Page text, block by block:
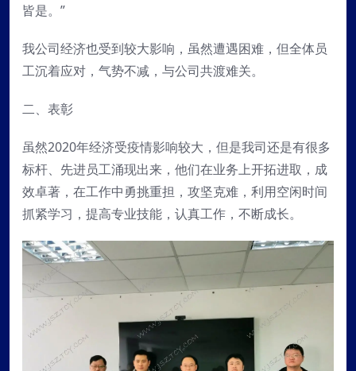
皆是。”
我公司经济也受到较大影响，虽然遭遇困难，但全体员
工沉着应对，气势不减，与公司共渡难关。
二、表彰
虽然2020年经济受疫情影响较大，但是我司还是有很多
标杆、先进员工涌现出来，他们在业务上开拓进取，成
效卓著，在工作中勇挑重担，攻坚克难，利用空闲时间
抓紧学习，提高专业技能，认真工作，不断成长。